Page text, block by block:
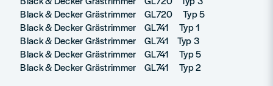
Black & Decker Grästrimmer GL720 Typ 5
Black & Decker Grästrimmer GL741 Typ 1
Black & Decker Grästrimmer GL741 Typ 3
Black & Decker Grästrimmer GL741 Typ 5
Black & Decker Grästrimmer GL741 Typ 2